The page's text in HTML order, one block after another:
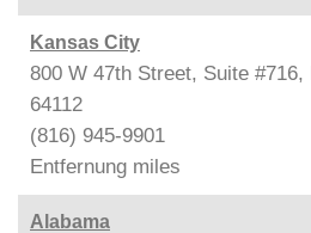
Kansas City
800 W 47th Street, Suite
64112
(816) 945-9901
Entfernung miles
Alabama